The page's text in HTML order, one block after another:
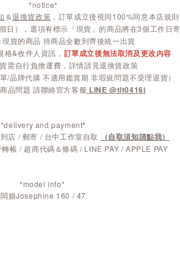
*notice*
＆退換貨政策 ，訂單成立後視同100%同意本店規則
日），選項有標示「現貨」的商品將在3個工作日
現貨的商品 待商品全數到齊後統一出貨
格&收件人資訊， 訂單成立後無法取消及更改內容
需自行負擔運費，詳情請見退換貨政策
/品牌代購 不適用鑑賞期 非瑕疵問題不受理退貨）
品問題 請聯絡官方客服 LINE @tlt0416i
*delivery and payment*
店 / 郵寄 / 台中工作室自取
（自取須知請點我）
帳 / 超商代碼＆條碼 / LINE PAY / APPLE PAY
*model info*
闆娘Josephine 160 / 47